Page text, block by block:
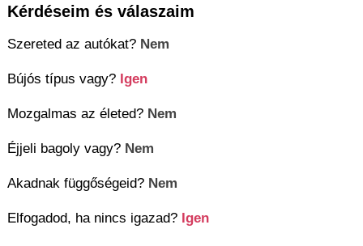
Kérdéseim és válaszaim
Szereted az autókat? Nem
Bújós típus vagy? Igen
Mozgalmas az életed? Nem
Éjjeli bagoly vagy? Nem
Akadnak függőségeid? Nem
Elfogadod, ha nincs igazad? Igen